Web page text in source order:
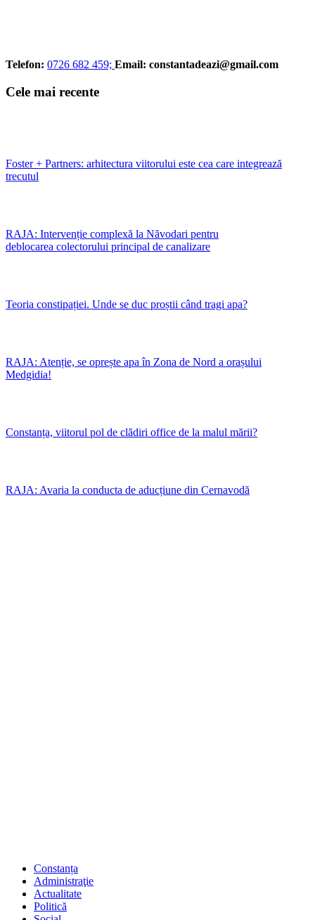
Telefon: 0726 682 459; Email: constantadeazi@gmail.com
Cele mai recente
Foster + Partners: arhitectura viitorului este cea care integrează
trecutul
RAJA: Intervenție complexă la Năvodari pentru
deblocarea colectorului principal de canalizare
Teoria constipației. Unde se duc proștii când tragi apa?
RAJA: Atenție, se oprește apa în Zona de Nord a orașului
Medgidia!
Constanța, viitorul pol de clădiri office de la malul mării?
RAJA: Avaria la conducta de aducțiune din Cernavodă
Constanța
Administraţie
Actualitate
Politică